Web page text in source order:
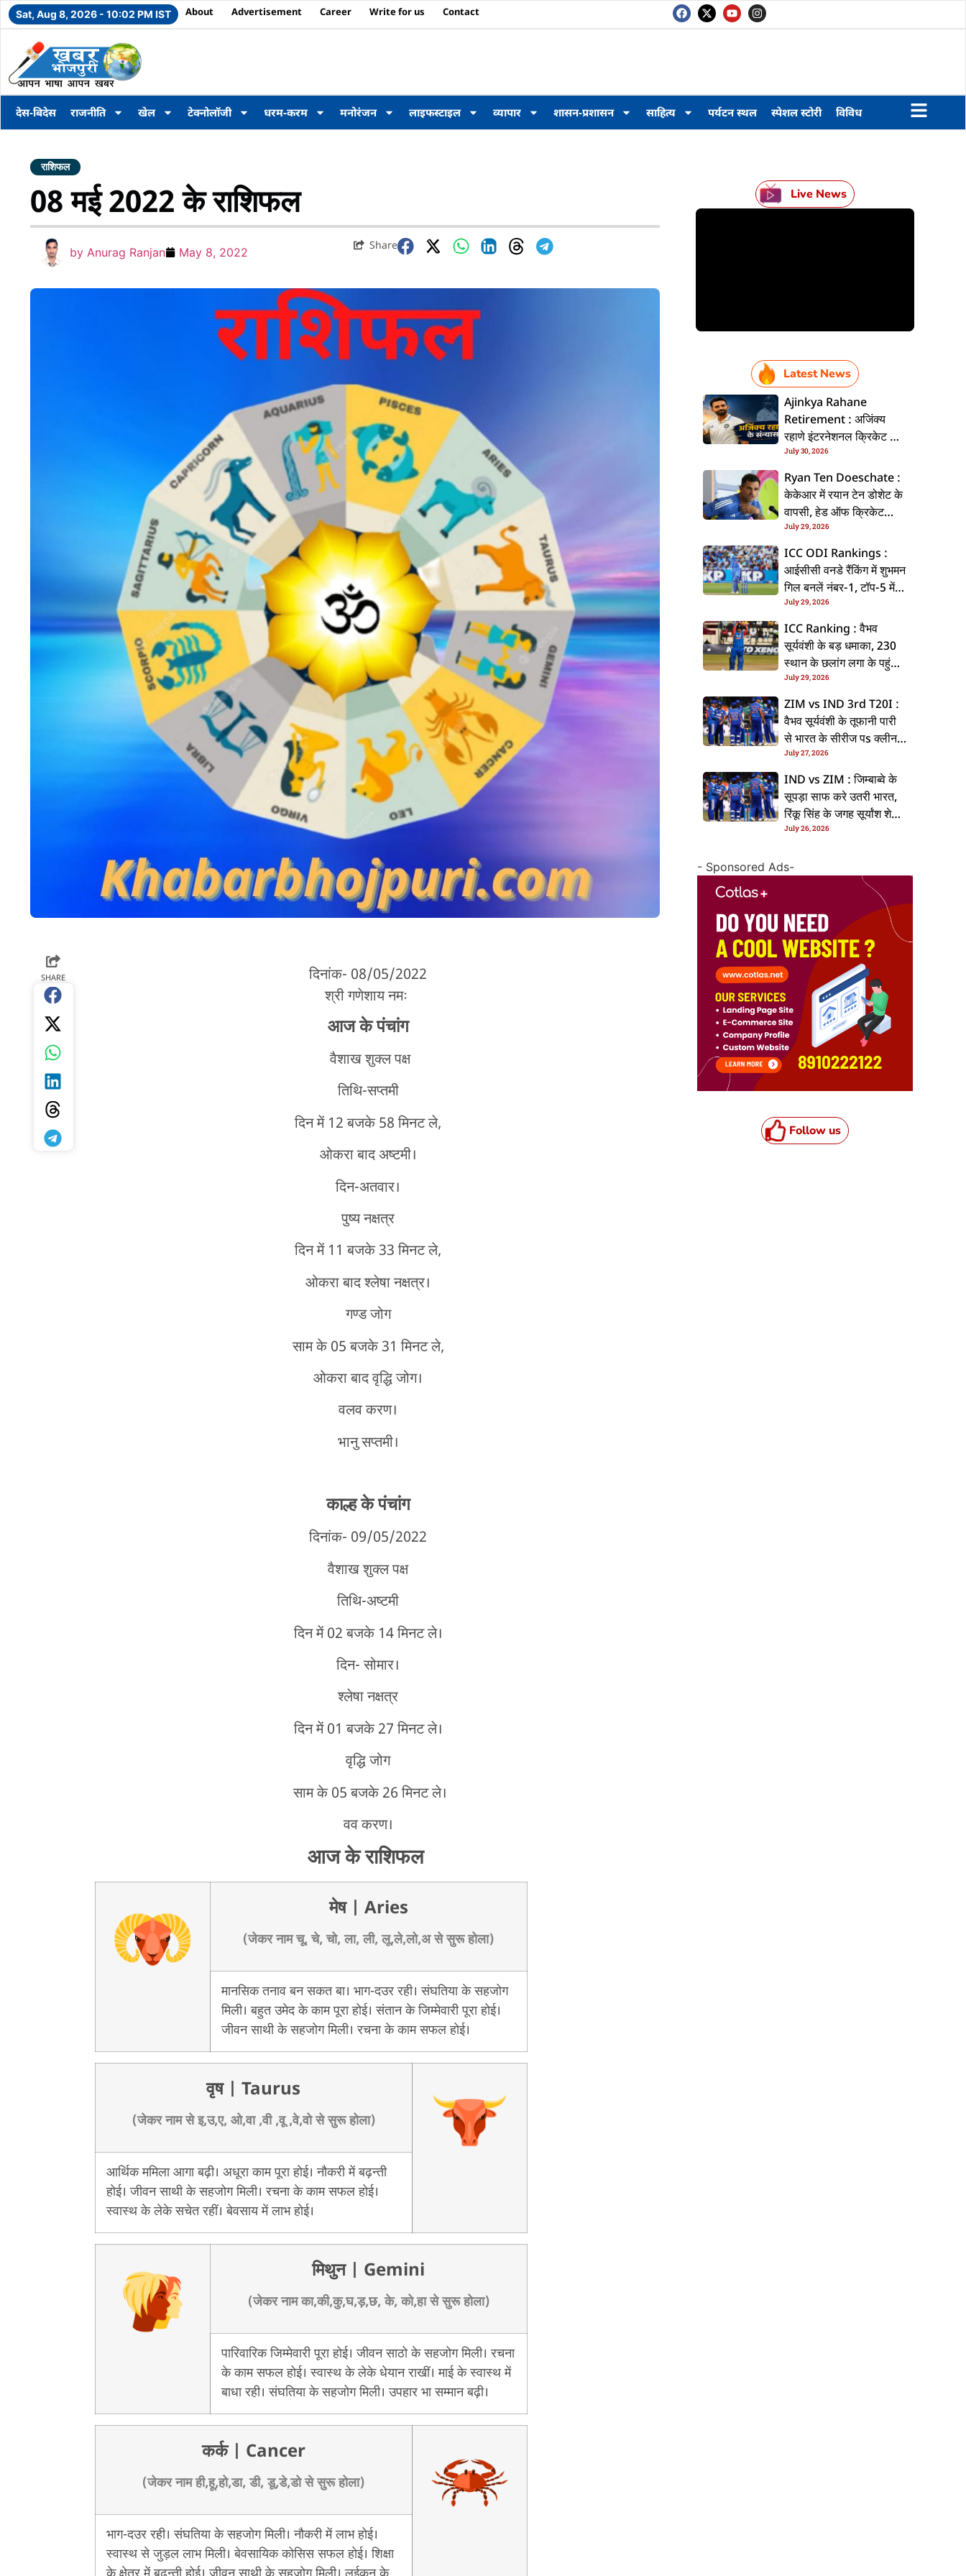
Sat, Aug 8, 2026 - 10:02 PM IST About Advertisement Career Write for us Contact
देस-बिदेस राजनीति खेल टेक्नोलॉजी धरम-करम मनोरंजन लाइफस्टाइल व्यापार शासन-प्रशासन साहित्य पर्यटन स्थल स्पेशल स्टोरी विविध
राशिफल
08 मई 2022 के राशिफल
by Anurag Ranjan May 8, 2022
Share
SHARE
दिनांक- 08/05/2022
श्री गणेशाय नमः
आज के पंचांग
वैशाख शुक्ल पक्ष
तिथि-सप्तमी
दिन में 12 बजके 58 मिनट ले,
ओकरा बाद अष्टमी।
दिन-अतवार।
पुष्य नक्षत्र
दिन में 11 बजके 33 मिनट ले,
ओकरा बाद श्लेषा नक्षत्र।
गण्ड जोग
साम के 05 बजके 31 मिनट ले,
ओकरा बाद वृद्धि जोग।
वलव करण।
भानु सप्तमी।
काल्ह के पंचांग
दिनांक- 09/05/2022
वैशाख शुक्ल पक्ष
तिथि-अष्टमी
दिन में 02 बजके 14 मिनट ले।
दिन- सोमार।
श्लेषा नक्षत्र
दिन में 01 बजके 27 मिनट ले।
वृद्धि जोग
साम के 05 बजके 26 मिनट ले।
वव करण।
आज के राशिफल
मेष | Aries
(जेकर नाम चू, चे, चो, ला, ली, लू,ले,लो,अ से सुरू होला)
मानसिक तनाव बन सकत बा। भाग-दउर रही। संघतिया के सहजोग
मिली। बहुत उमेद के काम पूरा होई। संतान के जिम्मेवारी पूरा होई।
जीवन साथी के सहजोग मिली। रचना के काम सफल होई।
वृष | Taurus
(जेकर नाम से इ,उ,ए, ओ,वा ,वी ,वू ,वे,वो से सुरू होला)
आर्थिक ममिला आगा बढ़ी। अधूरा काम पूरा होई। नौकरी में बढ़न्ती
होई। जीवन साथी के सहजोग मिली। रचना के काम सफल होई।
स्वास्थ के लेके सचेत रहीं। बेवसाय में लाभ होई।
मिथुन | Gemini
(जेकर नाम का,की,कु,घ,ड़,छ, के, को,हा से सुरू होला)
पारिवारिक जिम्मेवारी पूरा होई। जीवन साठो के सहजोग मिली। रचना
के काम सफल होई। स्वास्थ के लेके धेयान राखीं। माई के स्वास्थ में
बाधा रही। संघतिया के सहजोग मिली। उपहार भा सम्मान बढ़ी।
कर्क | Cancer
(जेकर नाम ही,हू,हो,डा, डी, डू,डे,डो से सुरू होला)
भाग-दउर रही। संघतिया के सहजोग मिली। नौकरी में लाभ होई।
स्वास्थ से जुड़ल लाभ मिली। बेवसायिक कोसिस सफल होई। शिक्षा
Live News
Latest News
Ajinkya Rahane
Retirement : अजिंक्य
रहाणे इंटरनेशनल क्रिकेट से
ललें संन्यास, सोशल मीडिया
पs पोस्ट कs के कइलें एलान
July 30, 2026
Ryan Ten Doeschate :
केकेआर में रयान टेन डोशेट के
वापसी, हेड ऑफ क्रिकेट
स्ट्रेटजी के जिम्मेदारी संभरिहें
July 29, 2026
ICC ODI Rankings :
आईसीसी वनडे रैंकिंग में शुभमन
गिल बनलें नंबर-1, टॉप-5 में
भारत के तीन बल्लेबाज
July 29, 2026
ICC Ranking : वैभव
सूर्यवंशी के बड़ धमाका, 230
स्थान के छलांग लगा के पहुंचलें
48वां नंबर पs
July 29, 2026
ZIM vs IND 3rd T20I :
वैभव सूर्यवंशी के तूफानी पारी
से भारत के सीरीज पs क्लीन
स्वीप, जिम्बाब्वे 35 रन से
हारल
July 27, 2026
IND vs ZIM : जिम्बाब्वे के
सूपड़ा साफ करे उतरी भारत,
रिंकू सिंह के जगह सूर्यांश शेडगे
के मिल सकेला मवका
July 26, 2026
- Sponsored Ads-
Follow us